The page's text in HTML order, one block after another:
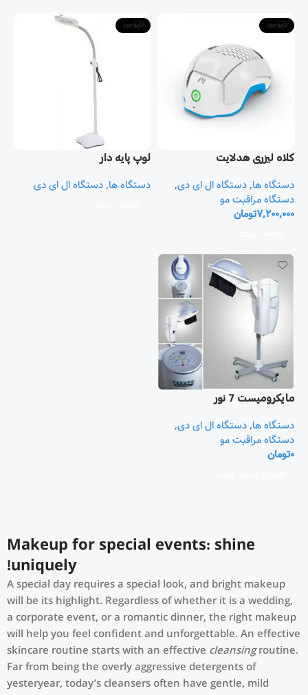
ناموجود
کلاه لیزری هدلایت
دستگاه ها,دستگاه ال ای دی,
دستگاه مراقبت مو
7,200,000تومان
ناموجود
لوپ پایه دار
دستگاه ها,دستگاه ال ای دی
مايکروميست 7 نور
دستگاه ها,دستگاه ال ای دی,
دستگاه مراقبت مو
0تومان
Makeup for special events: shine
uniquely!
A special day requires a special look, and bright makeup
will be its highlight. Regardless of whether it is a wedding,
a corporate event, or a romantic dinner, the right makeup
will help you feel confident and unforgettable. An effective
skincare routine starts with an effective cleansingroutine.
Far from being the overly aggressive detergents of
yesteryear, today’s cleansers often have gentle, mild